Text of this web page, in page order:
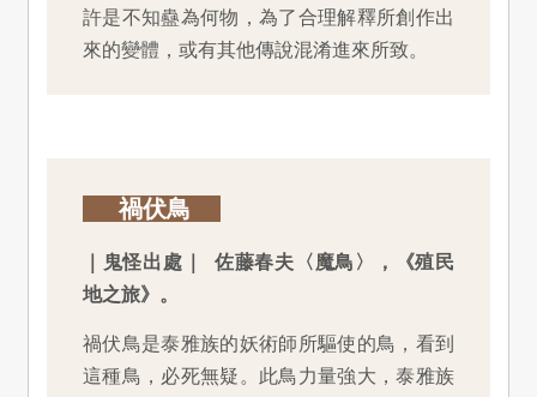
許是不知蠱為何物，為了合理解釋所創作出
來的變體，或有其他傳說混淆進來所致。
禍伏鳥
｜鬼怪出處｜ 佐藤春夫〈魔鳥〉，《殖民
地之旅》。
禍伏鳥是泰雅族的妖術師所驅使的鳥，看到
這種鳥，必死無疑。此鳥力量強大，泰雅族